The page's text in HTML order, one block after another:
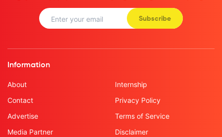
Subscribe
Information
About
Contact
Advertise
Media Partner
Internship
Privacy Policy
Terms of Service
Disclaimer